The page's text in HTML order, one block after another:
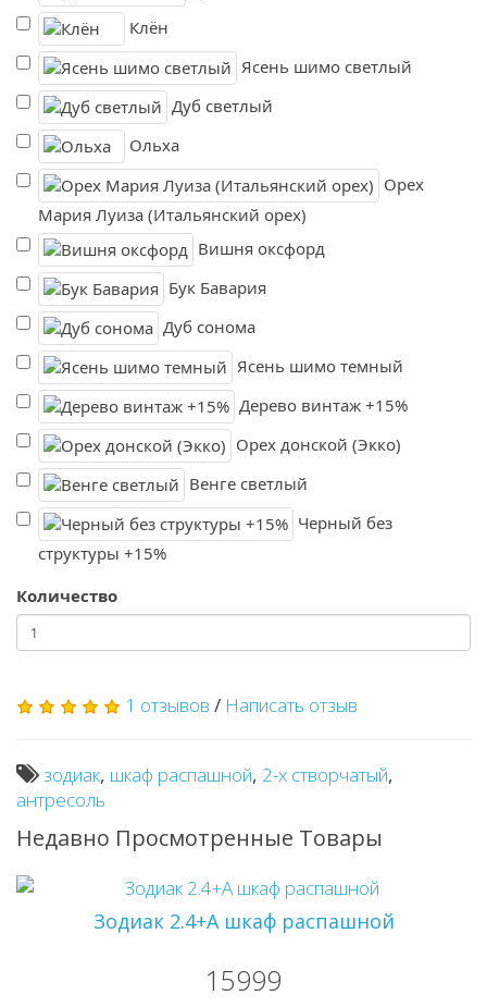
Клён
Ясень шимо светлый
Дуб светлый
Ольха
Орех
Мария Луиза (Итальянский орех)
Вишня оксфорд
Бук Бавария
Дуб сонома
Ясень шимо темный
Дерево винтаж +15%
Орех донской (Экко)
Венге светлый
Черный без
структуры +15%
Количество
1 отзывов / Написать отзыв
зодиак, шкаф распашной, 2-х створчатый,
антресоль
Недавно Просмотренные Товары
Зодиак 2.4+А шкаф распашной
15999